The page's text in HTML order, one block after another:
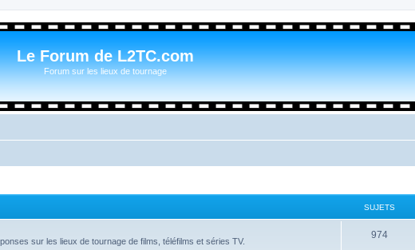
Le Forum de L2TC.com
Forum sur les lieux de tournage
SUJETS
sur les lieux de tournage de films, téléfilms et séries TV.
974